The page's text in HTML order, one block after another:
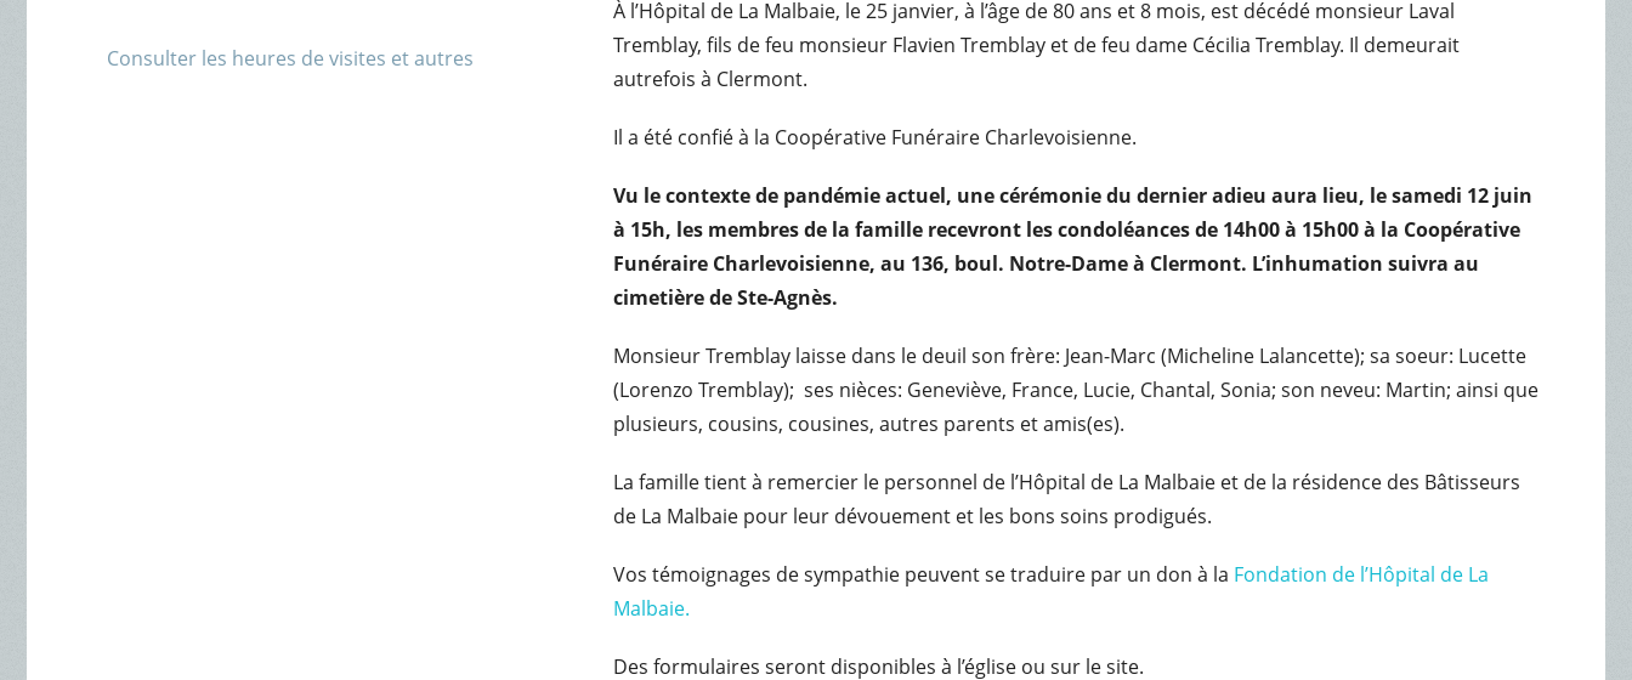
Consulter les heures de visites et autres
À l’Hôpital de La Malbaie, le 25 janvier, à l’âge de 80 ans et 8 mois, est décédé monsieur Laval
Tremblay, fils de feu monsieur Flavien Tremblay et de feu dame Cécilia Tremblay. Il demeurait
autrefois à Clermont.
Il a été confié à la Coopérative Funéraire Charlevoisienne.
Vu le contexte de pandémie actuel, une cérémonie du dernier adieu aura lieu, le samedi 12 juin
à 15h, les membres de la famille recevront les condoléances de 14h00 à 15h00 à la Coopérative
Funéraire Charlevoisienne, au 136, boul. Notre-Dame à Clermont. L’inhumation suivra au
cimetière de Ste-Agnès.
Monsieur Tremblay laisse dans le deuil son frère: Jean-Marc (Micheline Lalancette); sa soeur: Lucette
(Lorenzo Tremblay); ses nièces: Geneviève, France, Lucie, Chantal, Sonia; son neveu: Martin; ainsi que
plusieurs, cousins, cousines, autres parents et amis(es).
La famille tient à remercier le personnel de l’Hôpital de La Malbaie et de la résidence des Bâtisseurs
de La Malbaie pour leur dévouement et les bons soins prodigués.
Vos témoignages de sympathie peuvent se traduire par un don à la Fondation de l’Hôpital de La
Malbaie.
Des formulaires seront disponibles à l’église ou sur le site.